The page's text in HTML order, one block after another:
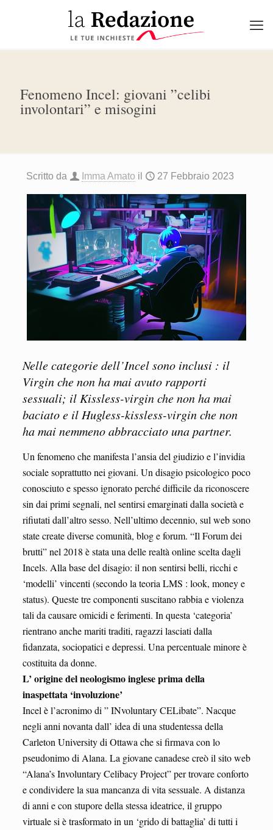
Fenomeno Incel: giovani ”celibi
involontari” e misogini
Scritto da Imma Amato il 27 Febbraio 2023
Nelle categorie dell’Incel sono inclusi : il
Virgin che non ha mai avuto rapporti
sessuali; il Kissless-virgin che non ha mai
baciato e il Hugless-kissless-virgin che non
ha mai nemmeno abbracciato una partner.
Un fenomeno che manifesta l’ansia del giudizio e l’invidia
sociale soprattutto nei giovani. Un disagio psicologico poco
conosciuto e spesso ignorato perché difficile da riconoscere
sin dai primi segnali, nel sentirsi emarginati dalla società e
rifiutati dall’altro sesso. Nell’ultimo decennio, sul web sono
state create diverse comunità, blog e forum. “Il Forum dei
brutti” nel 2018 è stata una delle realtà online scelta dagli
Incels. Alla base del disagio: il non sentirsi belli, ricchi e
‘modelli’ vincenti (secondo la teoria LMS : look, money e
status). Queste tre componenti suscitano rabbia e violenza
tali da causare omicidi e ferimenti. In questa ‘categoria’
rientrano anche mariti traditi, ragazzi lasciati dalla
fidanzata, sociopatici e depressi. Una percentuale minore è
costituita da donne.
L’ origine del neologismo inglese prima della
inaspettata ‘involuzione’
Incel è l’acronimo di ” INvoluntary CELibate”. Nacque
negli anni novanta dall’ idea di una studentessa della
Carleton University di Ottawa che si firmava con lo
pseudonimo di Alana. La giovane canadese creò il sito web
“Alana’s Involuntary Celibacy Project” per trovare conforto
e condividere la sua mancanza di vita sessuale. A distanza
di anni e con stupore della stessa ideatrice, il gruppo
virtuale si è trasformato in un ‘grido di battaglia’ di tutti i